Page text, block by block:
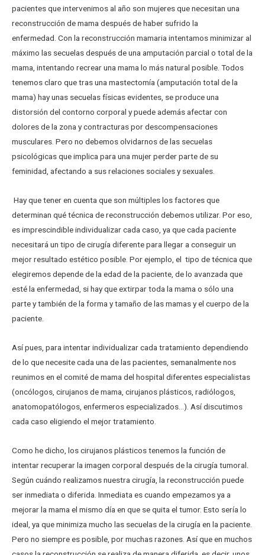
pacientes que intervenimos al año son mujeres que necesitan una
reconstrucción de mama después de haber sufrido la
enfermedad. Con la reconstrucción mamaria intentamos minimizar al
máximo las secuelas después de una amputación parcial o total de la
mama, intentando recrear una mama lo más natural posible. Todos
tenemos claro que tras una mastectomía (amputación total de la
mama) hay unas secuelas físicas evidentes, se produce una
distorsión del contorno corporal y puede además afectar con
dolores de la zona y contracturas por descompensaciones
musculares. Pero no debemos olvidarnos de las secuelas
psicológicas que implica para una mujer perder parte de su
feminidad, afectando a sus relaciones sociales y sexuales.
Hay que tener en cuenta que son múltiples los factores que
determinan qué técnica de reconstrucción debemos utilizar. Por eso,
es imprescindible individualizar cada caso, ya que cada paciente
necesitará un tipo de cirugía diferente para llegar a conseguir un
mejor resultado estético posible. Por ejemplo, el tipo de técnica que
elegiremos depende de la edad de la paciente, de lo avanzada que
esté la enfermedad, si hay que extirpar toda la mama o sólo una
parte y también de la forma y tamaño de las mamas y el cuerpo de la
paciente.
Así pues, para intentar individualizar cada tratamiento dependiendo
de lo que necesite cada una de las pacientes, semanalmente nos
reunimos en el comité de mama del hospital diferentes especialistas
(oncólogos, cirujanos de mama, cirujanos plásticos, radiólogos,
anatomopatólogos, enfermeros especializados…). Así discutimos
cada caso eligiendo el mejor tratamiento.
Como he dicho, los cirujanos plásticos tenemos la función de
intentar recuperar la imagen corporal después de la cirugía tumoral.
Según cuándo realizamos nuestra cirugía, la reconstrucción puede
ser inmediata o diferida. Inmediata es cuando empezamos ya a
mejorar la mama el mismo día en que se quita el tumor. Esto sería lo
ideal, ya que minimiza mucho las secuelas de la cirugía en la paciente.
Pero no siempre es posible, por muchas razones. Así que en muchos